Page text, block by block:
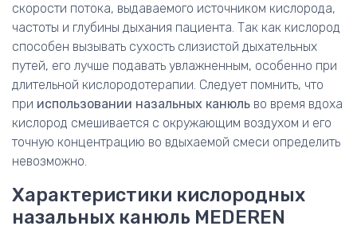
скорости потока, выдаваемого источником кислорода,
частоты и глубины дыхания пациента. Так как кислород
способен вызывать сухость слизистой дыхательных
путей, его лучше подавать увлажненным, особенно при
длительной кислородотерапии. Следует помнить, что
при использовании назальных канюль во время вдоха
кислород смешивается с окружающим воздухом и его
точную концентрацию во вдыхаемой смеси определить
невозможно.
Характеристики кислородных
назальных канюль MEDEREN